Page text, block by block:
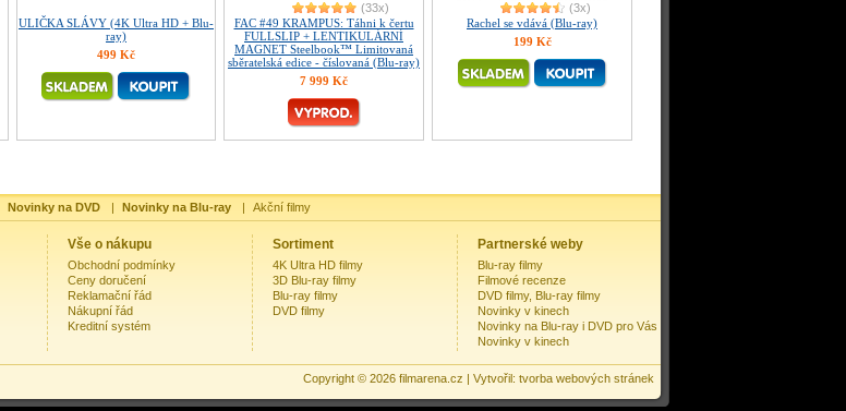
ULIČKA SLÁVY (4K Ultra HD + Blu-
ray)
499 Kč
(33x)
FAC #49 KRAMPUS: Táhni k čertu
FULLSLIP + LENTIKULÁRNÍ
MAGNET Steelbook™ Limitovaná
sběratelská edice - číslovaná (Blu-ray)
7 999 Kč
(3x)
Rachel se vdává (Blu-ray)
199 Kč
Novinky na DVD | Novinky na Blu-ray | Akční filmy
Vše o nákupu
Obchodní podmínky
Ceny doručení
Reklamační řád
Nákupní řád
Kreditní systém
Sortiment
4K Ultra HD filmy
3D Blu-ray filmy
Blu-ray filmy
DVD filmy
Partnerské weby
Blu-ray filmy
Filmové recenze
DVD filmy, Blu-ray filmy
Novinky v kinech
Novinky na Blu-ray i DVD pro Vás
Novinky v kinech
Copyright © 2026 filmarena.cz | Vytvořil: tvorba webových stránek